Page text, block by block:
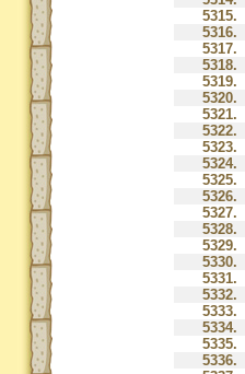
5315.
5316.
5317.
5318.
5319.
5320.
5321.
5322.
5323.
5324.
5325.
5326.
5327.
5328.
5329.
5330.
5331.
5332.
5333.
5334.
5335.
5336.